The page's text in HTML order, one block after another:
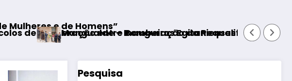
Bombeiros Egitanienses e diversas Freguesias
Inauguração da Requalificação do Bairro Municipal
Aumento do número de
Pesquisa